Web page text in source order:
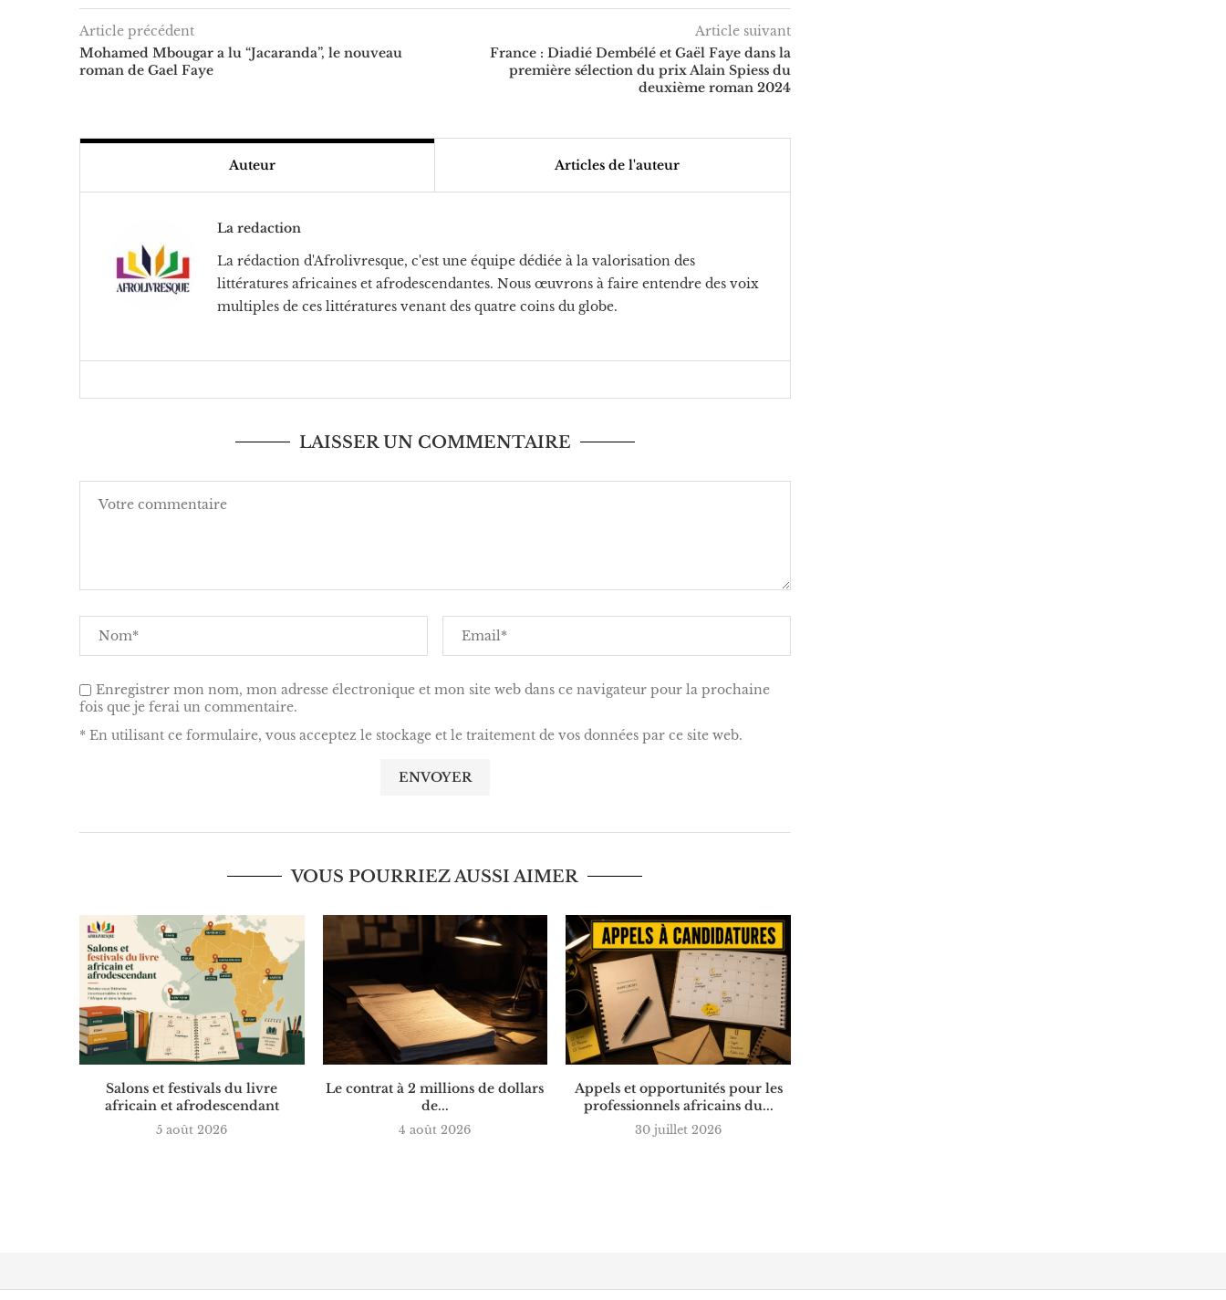
Article précédent
Mohamed Mbougar a lu “Jacaranda”, le nouveau
roman de Gael Faye
Article suivant
France : Diadié Dembélé et Gaël Faye dans la
première sélection du prix Alain Spiess du
deuxième roman 2024
Auteur Articles de l'auteur
La redaction
La rédaction d'Afrolivresque, c'est une équipe dédiée à la valorisation des
littératures africaines et afrodescendantes. Nous œuvrons à faire entendre des voix
multiples de ces littératures venant des quatre coins du globe.
LAISSER UN COMMENTAIRE
Enregistrer mon nom, mon adresse électronique et mon site web dans ce navigateur pour la prochaine
fois que je ferai un commentaire.
* En utilisant ce formulaire, vous acceptez le stockage et le traitement de vos données par ce site web.
VOUS POURRIEZ AUSSI AIMER
Salons et festivals du livre
africain et afrodescendant
5 août 2026
Le contrat à 2 millions de dollars
de...
4 août 2026
Appels et opportunités pour les
professionnels africains du...
30 juillet 2026